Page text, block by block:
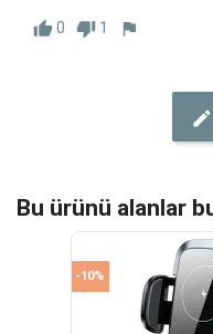
0 1
Bu ürünü alanlar
-10%